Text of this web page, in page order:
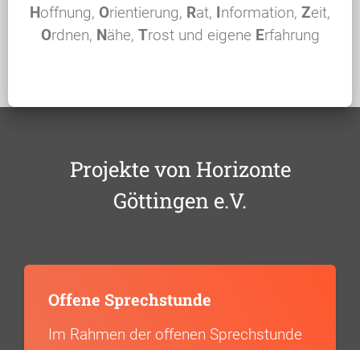
Hoffnung, Orientierung, Rat, Information, Zeit,
Ordnen, Nähe, Trost und eigene Erfahrung
Projekte von Horizonte
Göttingen e.V.
Offene Sprechstunde
Im Rahmen der offenen Sprechstunde